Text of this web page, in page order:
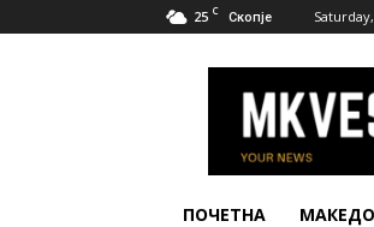
25 C Скопје
Вести
ПОЧЕТНА